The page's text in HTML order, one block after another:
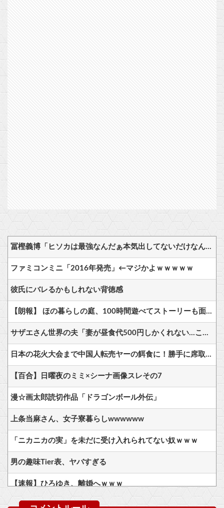
冨樫義博「ヒソカは最強なんだぁ本気出してないだけなんだぁ」←こいつのこの情熱なんなの？
ファミコンミニ「2016年発売」←マジかよｗｗｗｗｗ
彼氏にバレるかもしれない背徳感
【朗報】 ほの暮らしの庭、100時間遊べてストーリーも面白いスタバレの上位互換だとまじで好評
サザエさん世界の夫「妻が昼食代500円しかくれない…この弁当屋、500円で売っている！その上店員さんも美人だ！毎日行こう！」
日本の花火大会まで中国人転売ヤーの餌食に！勝手に席取りビジネスを開始か
【百合】日曜夜のミミ×シーナ画像スレその7
漫☆画太郎読切作品「ドラゴンボール外伝」
上条当麻さん、女子寮暮らしwwwwww
「ニカニカの実」を未だに受け入れられてない奴ｗｗｗ
男の趣味Tier表、ヤバすぎる
【速報】ひろゆき、離婚へｗｗｗ
RPGでレベル上げまくってボスも余裕にするやつｗｗｗｗ